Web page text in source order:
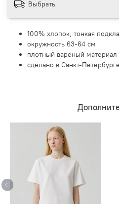
Выбрать
100% хлопок, тонкая
окружность 63-64 см
плотный вареный материал
сделано в Санкт-Петербурге